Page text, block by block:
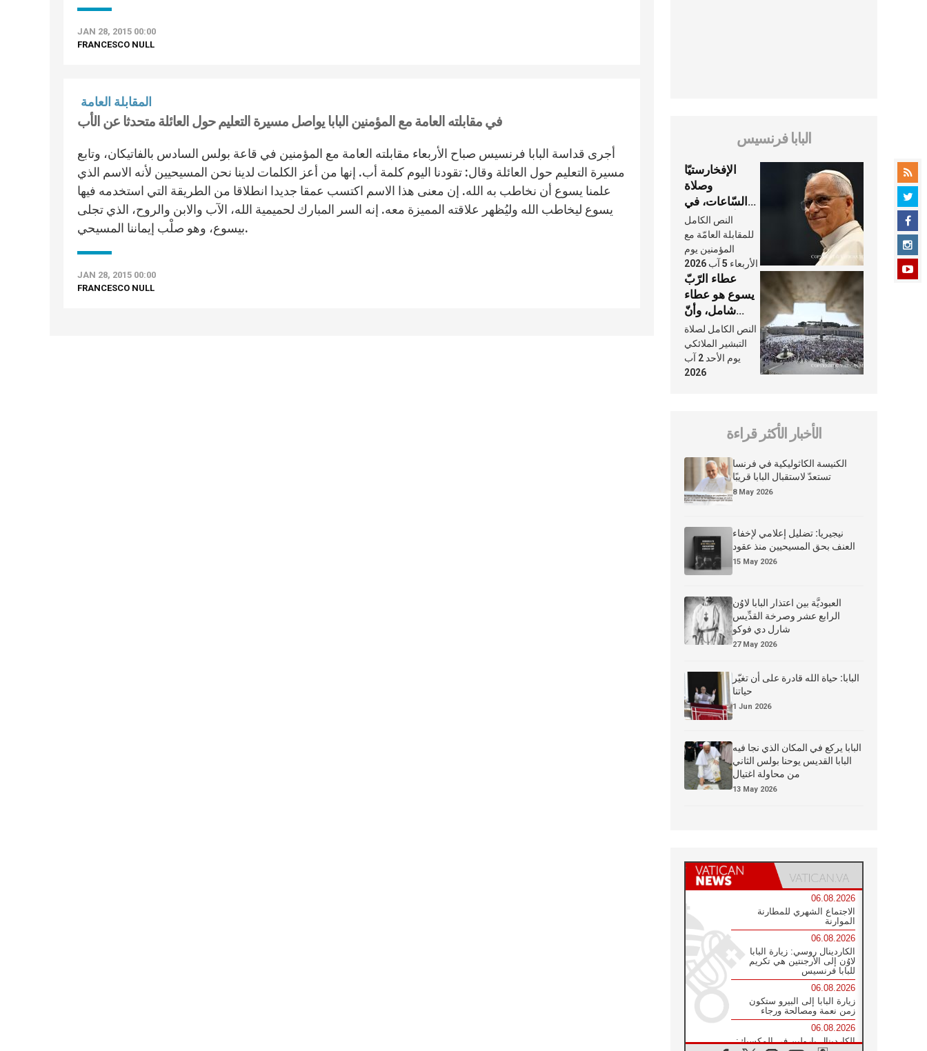
JAN 28, 2015 00:00
FRANCESCO NULL
المقابلة العامة
في مقابلته العامة مع المؤمنين البابا يواصل مسيرة التعليم حول العائلة متحدثا عن الأب
أجرى قداسة البابا فرنسيس صباح الأربعاء مقابلته العامة مع المؤمنين في قاعة بولس السادس بالفاتيكان، وتابع
مسيرة التعليم حول العائلة وقال: تقودنا اليوم كلمة أب. إنها من أعز الكلمات لدينا نحن المسيحيين لأنه الاسم الذي
علمنا يسوع أن نخاطب به الله. إن معنى هذا الاسم اكتسب عمقا جديدا انطلاقا من الطريقة التي استخدمه فيها
يسوع ليخاطب الله وليُظهر علاقته المميزة معه. إنه السر المبارك لحميمية الله، الآب والابن والروح، الذي تجلى
بيسوع، وهو صلْب إيماننا المسيحي.
JAN 28, 2015 00:00
FRANCESCO NULL
البابا فرنسيس
الإفخارستيّا
وصلاة
السّاعات، في
كلّ أسبوع وكلّ
يوم، هما النَّفَس
في حياة
الكنيسة
النص الكامل
للمقابلة العامّة مع
المؤمنين يوم
الأربعاء 5 آب 2026
عطاء الرّبّ
يسوع هو عطاء
شامل، وأنّ
عنايته بنا لا
تغيب عنّا أبدًا
النص الكامل لصلاة
التبشير الملائكي
يوم الأحد 2 آب
2026
الأخبار الأكثر قراءة
الكنيسة الكاثوليكية في فرنسا
تستعدّ لاستقبال البابا قريبًا
8 May 2026
نيجيريا: تضليل إعلامي لإخفاء
العنف بحق المسيحيين منذ عقود
15 May 2026
العبوديَّة بين اعتذار البابا لاوُن
الرابع عشر وصرخة القدِّيس
شارل دي فوكو
27 May 2026
البابا: حياة الله قادرة على أن تغيّر
حياتنا
1 Jun 2026
البابا يركع في المكان الذي نجا فيه
البابا القديس يوحنا بولس الثاني
من محاولة اغتيال
13 May 2026
06.08.2026
الاجتماع الشهري للمطارنة
الموارنة
06.08.2026
الكاردينال روسي: زيارة البابا
لاوُن إلى الأرجنتين هي تكريم
للبابا فرنسيس
06.08.2026
زيارة البابا إلى البيرو ستكون
زمن نعمة ومصالحة ورجاء
06.08.2026
الكاردينال بارولين في المكسيك: